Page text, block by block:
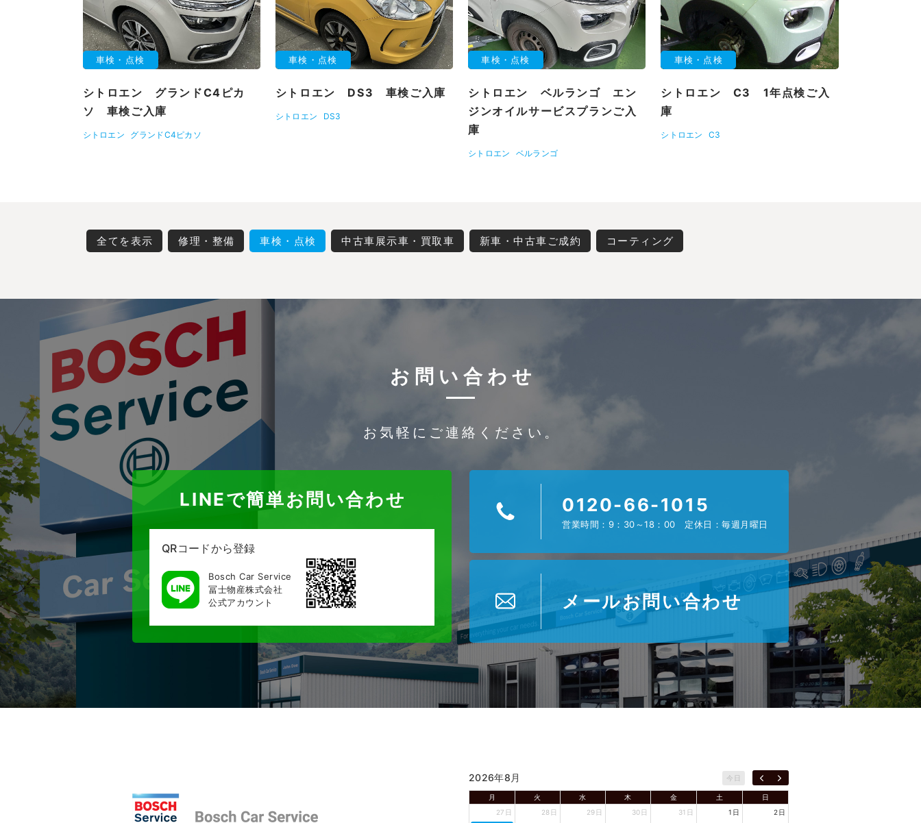
車検・点検
シトロエン グランドC4ピカ
ソ 車検ご入庫
シトロエン グランドC4ピカソ
車検・点検
シトロエン DS3 車検ご入庫
シトロエン DS3
車検・点検
シトロエン ベルランゴ エン
ジンオイルサービスプランご入
庫
シトロエン ベルランゴ
車検・点検
シトロエン C3 1年点検ご入
庫
シトロエン C3
全てを表示 修理・整備 車検・点検 中古車展示車・買取車 新車・中古車ご成約 コーティング
お問い合わせ
お気軽にご連絡ください。
LINEで簡単お問い合わせ
QRコードから登録
Bosch Car Service
冨士物産株式会社
公式アカウント
0120-66-1015
営業時間：9：30～18：00 定休日：毎週月曜日
メールお問い合わせ
2026年8月 今日
月 火 水 木 金 土
日
27日
28日 29日 30日 31日 1日 2日